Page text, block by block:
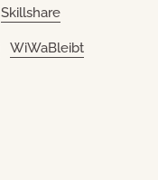
Skillshare
WiWaBleibt